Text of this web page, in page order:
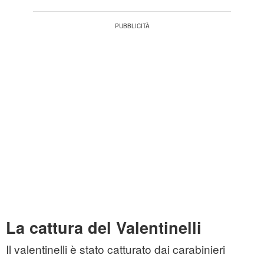
La cattura del Valentinelli
Il valentinelli è stato catturato dai carabinieri